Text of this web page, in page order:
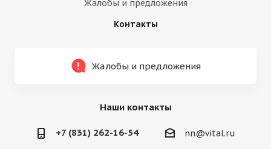
Жалобы и предложения
Контакты
Жалобы и предложения
Наши контакты
+7 (831) 262-16-54 nn@vital.ru